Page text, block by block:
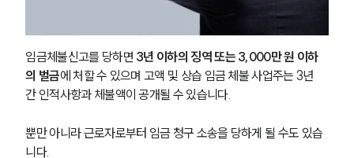
임금체불신고를 당하면 3년 이하의 징역 또는 3,000만 원 이하
의 벌금에 처할 수 있으며 고액 및 상습 임금 체불 사업주는 3년
간 인적사항과 체불액이 공개될 수 있습니다.
뿐만 아니라 근로자로부터 임금 청구 소송을 당하게 될 수도 있습
니다.